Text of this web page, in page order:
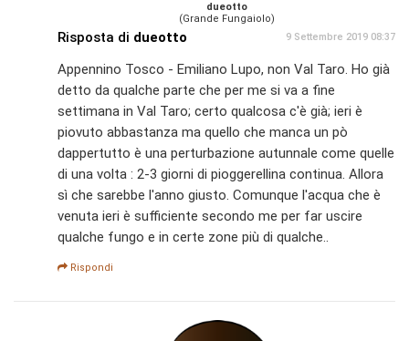
dueotto
(Grande Fungaiolo)
Risposta di dueotto 9 Settembre 2019 08:37
Appennino Tosco - Emiliano Lupo, non Val Taro. Ho già
detto da qualche parte che per me si va a fine
settimana in Val Taro; certo qualcosa c'è già; ieri è
piovuto abbastanza ma quello che manca un pò
dappertutto è una perturbazione autunnale come quelle
di una volta : 2-3 giorni di pioggerellina continua. Allora
sì che sarebbe l'anno giusto. Comunque l'acqua che è
venuta ieri è sufficiente secondo me per far uscire
qualche fungo e in certe zone più di qualche..
Rispondi